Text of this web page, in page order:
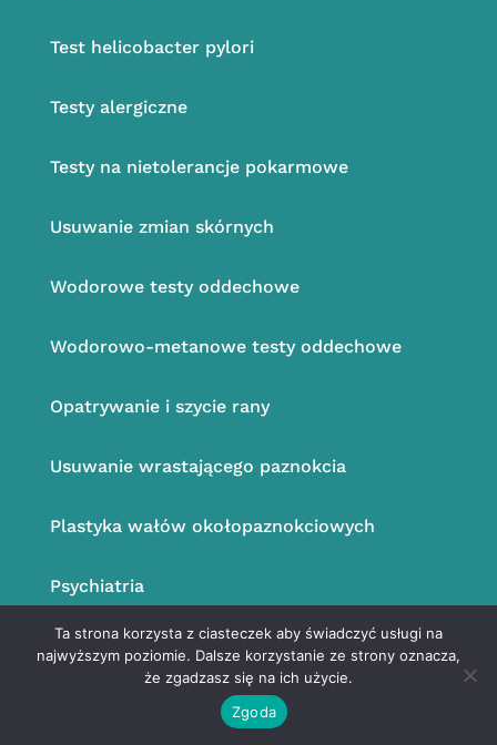
Test helicobacter pylori
Testy alergiczne
Testy na nietolerancje pokarmowe
Usuwanie zmian skórnych
Wodorowe testy oddechowe
Wodorowo-metanowe testy oddechowe
Opatrywanie i szycie rany
Usuwanie wrastającego paznokcia
Plastyka wałów okołopaznokciowych
Psychiatria
UMÓW WIZYTĘ ON-LINE
Ta strona korzysta z ciasteczek aby świadczyć usługi na
najwyższym poziomie. Dalsze korzystanie ze strony oznacza,
że zgadzasz się na ich użycie.
Zgoda